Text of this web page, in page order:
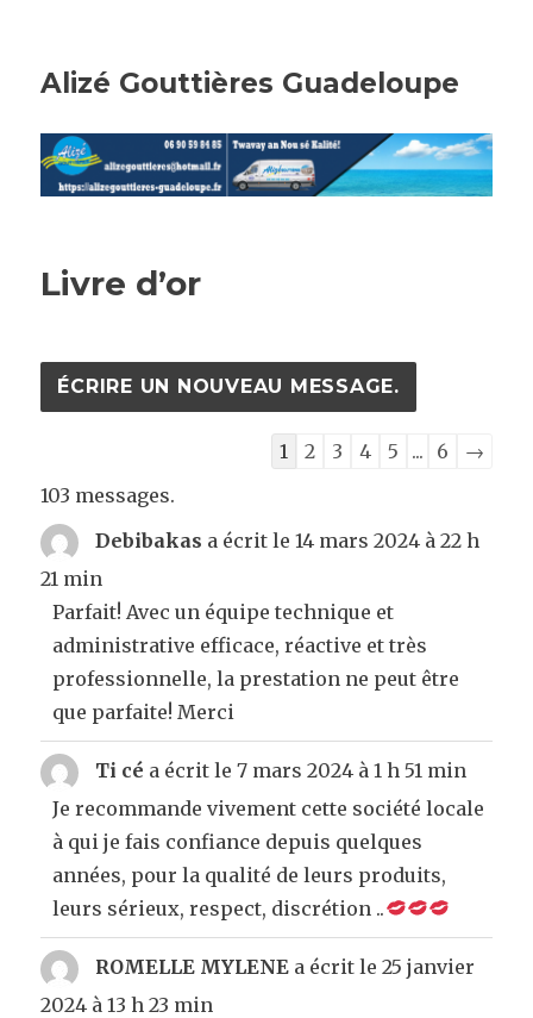
Alizé Gouttières Guadeloupe
Livre d’or
Navigation
liste
livre
d’or
1 2 3 4 5 ... 6
→
103 messages.
Debibakas a écrit le 14 mars 2024 à 22 h
21 min
Parfait! Avec un équipe technique et
administrative efficace, réactive et très
professionnelle, la prestation ne peut être
que parfaite! Merci
Ti cé a écrit le 7 mars 2024 à 1 h 51 min
Je recommande vivement cette société locale
à qui je fais confiance depuis quelques
années, pour la qualité de leurs produits,
leurs sérieux, respect, discrétion ..
ROMELLE MYLENE a écrit le 25 janvier
2024 à 13 h 23 min